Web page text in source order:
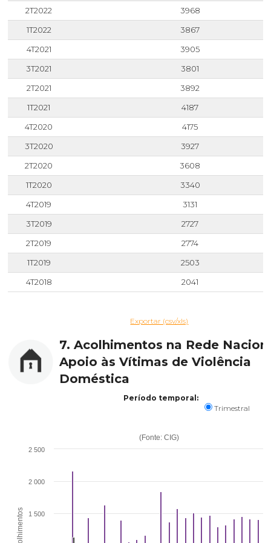
2T2022
3968
1T2022
3867
4T2021
3905
3T2021
3801
2T2021
3892
1T2021
4187
4T2020
4175
3T2020
3927
2T2020
3608
1T2020
3340
4T2019
3131
3T2019
2727
2T2019
2774
1T2019
2503
4T2018
2041
Exportar (csv/xls)
7. Acolhimentos na Rede
Apoio às Vítimas de Violência
Doméstica
Período temporal:
Trimestral
Acolhimentos
(Fonte: CIG)
1 500
2 000
2 500